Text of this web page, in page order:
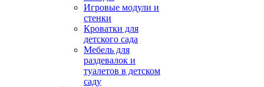
Игровые модули и
стенки
Кроватки для
детского сада
Мебель для
раздевалок и
туалетов в детском
саду